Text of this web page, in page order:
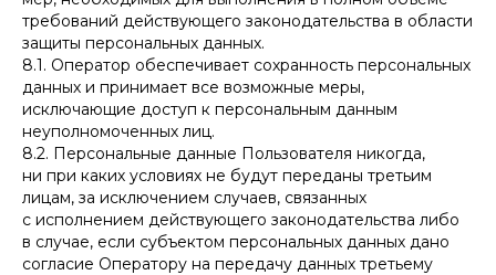
требований действующего законодательства в области
защиты персональных данных.
8.1. Оператор обеспечивает сохранность персональных
данных и принимает все возможные меры,
исключающие доступ к персональным данным
неуполномоченных лиц.
8.2. Персональные данные Пользователя никогда,
ни при каких условиях не будут переданы третьим
лицам, за исключением случаев, связанных
с исполнением действующего законодательства либо
в случае, если субъектом персональных данных дано
согласие Оператору на передачу данных третьему